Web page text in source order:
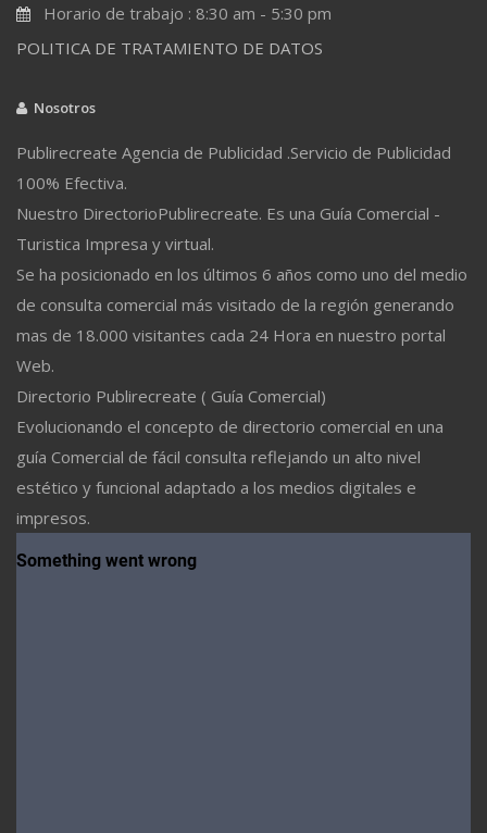
Horario de trabajo : 8:30 am - 5:30 pm
POLITICA DE TRATAMIENTO DE DATOS
Nosotros
Publirecreate Agencia de Publicidad .Servicio de Publicidad
100% Efectiva.
Nuestro DirectorioPublirecreate. Es una Guía Comercial -
Turistica Impresa y virtual.
Se ha posicionado en los últimos 6 años como uno del medio
de consulta comercial más visitado de la región generando
mas de 18.000 visitantes cada 24 Hora en nuestro portal
Web.
Directorio Publirecreate ( Guía Comercial)
Evolucionando el concepto de directorio comercial en una
guía Comercial de fácil consulta reflejando un alto nivel
estético y funcional adaptado a los medios digitales e
impresos.